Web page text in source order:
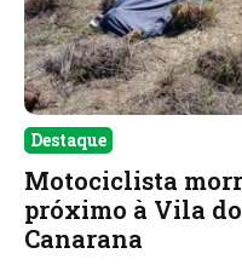
Destaque
Motociclista
próximo à Vila
Canarana